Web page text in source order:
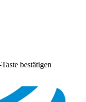
bestätigen